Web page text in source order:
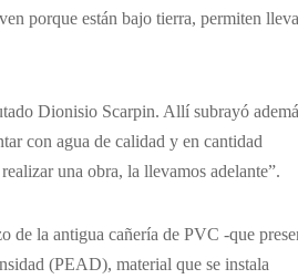
porque están bajo tierra, permiten
Dionisio Scarpin. Allí subrayó
con agua de calidad y en cantidad
una obra, la llevamos adelante”.
de la antigua cañería de PVC -que
(PEAD), material que se instala